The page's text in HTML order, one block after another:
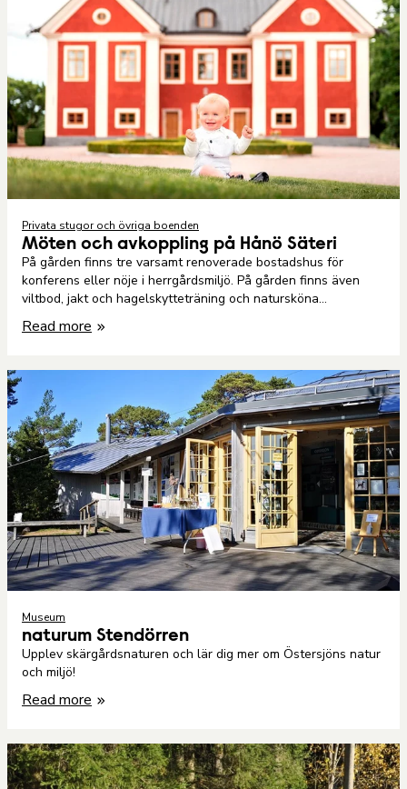
Privata stugor och övriga boenden
Möten och avkoppling på Hånö Säteri
På gården finns tre varsamt renoverade bostadshus för
konferens eller nöje i herrgårdsmiljö. På gården finns även
viltbod, jakt och hagelskytteträning och natursköna
omgivningar.
Read more
Museum
naturum Stendörren
Upplev skärgårdsnaturen och lär dig mer om Östersjöns natur
och miljö!
Read more